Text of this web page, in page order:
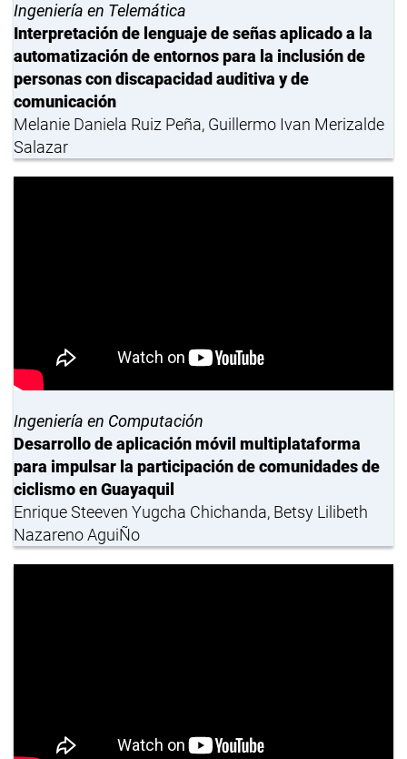
Ingeniería en Telemática
Interpretación de lenguaje de señas aplicado a la
automatización de entornos para la inclusión de
personas con discapacidad auditiva y de
comunicación
Melanie Daniela Ruiz Peña, Guillermo Ivan Merizalde
Salazar
Ingeniería en Computación
Desarrollo de aplicación móvil multiplataforma
para impulsar la participación de comunidades de
ciclismo en Guayaquil
Enrique Steeven Yugcha Chichanda, Betsy Lilibeth
Nazareno AguiÑo